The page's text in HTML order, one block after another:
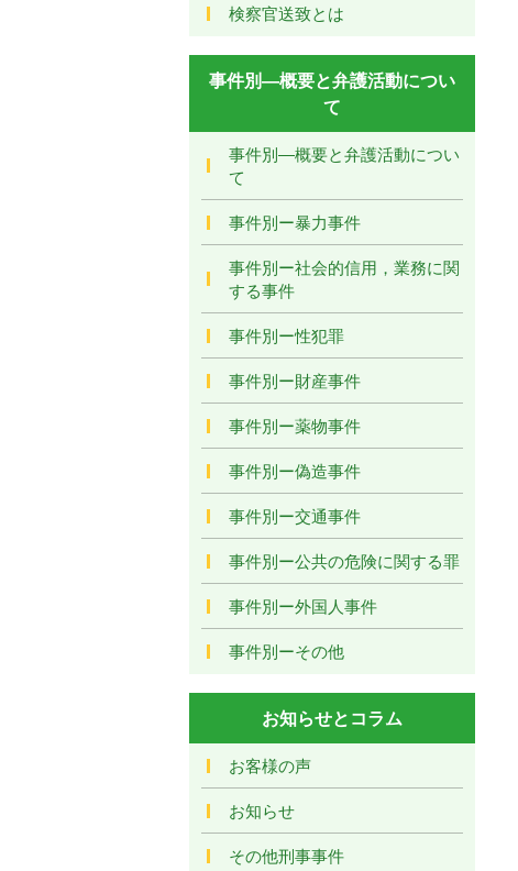
検察官送致とは
事件別―概要と弁護活動につい
て
事件別―概要と弁護活動につい
て
事件別ー暴力事件
事件別ー社会的信用，業務に関
する事件
事件別ー性犯罪
事件別ー財産事件
事件別ー薬物事件
事件別ー偽造事件
事件別ー交通事件
事件別ー公共の危険に関する罪
事件別ー外国人事件
事件別ーその他
お知らせとコラム
お客様の声
お知らせ
その他刑事事件